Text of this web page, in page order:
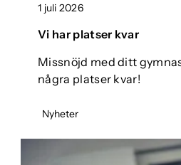
1 juli 2026
Vi har platser kvar
Missnöjd med ditt
några platser kvar!
Nyheter